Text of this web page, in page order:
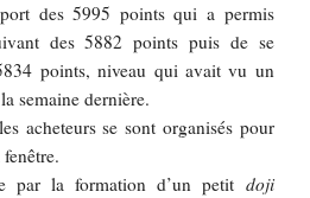
des 5995 points qui a permis
des 5882 points puis de se
points, niveau qui avait vu un
semaine dernière.
acheteurs se sont organisés pour
par la formation d’un petit doji